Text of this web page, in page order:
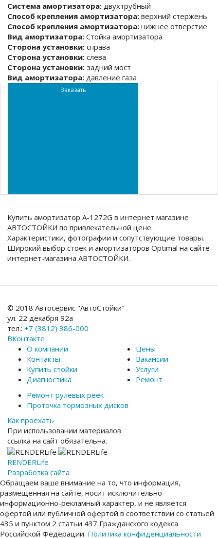
Система амортизатора: двухтрубный
Способ крепления амортизатора: верхний стержень
Способ крепления амортизатора: нижнее отверстие
Вид амортизатора: Стойка амортизатора
Сторона установки: справа
Сторона установки: слева
Сторона установки: задний мост
Вид амортизатора: давление газа
Заказать
Купить амортизатор A-1272G в интернет магазине
АВТОСТОЙКИ по привлекательной цене.
Характеристики, фотографии и сопутствующие товары.
Широкий выбор стоек и амортизаторов Optimal на сайте
интернет-магазина АВТОСТОЙКИ.
© 2018 Автосервис "АвтоСтойки"
ул. 22 декабря 92а
тел.: +7 (3812) 386-000
ВКонтакте
О компании
Контакты
Купить стойки
Диагностика
Цены
Вакансии
Услуги
Ремонт
Ремонт рулевых реек
Проточка тормозных дисков
Как проехать
При использовании материалов
ссылка на сайт обязательна.
RENDERLife
Разработка сайта
Обращаем ваше внимание на то, что информация,
размещенная на сайте, носит исключительно
информационно-рекламный характер, и не является
офертой или публичной офертой в соответствии со статьей
435 и пунктом 2 статьи 437 Гражданского кодекса
Российской Федерации. Политика конфиденциальности